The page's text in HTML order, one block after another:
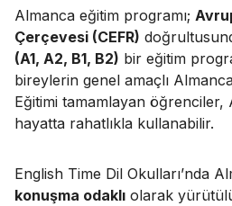
Almanca eğitim programı;
Çerçevesi (CEFR)
(A1, A2, B1, B2) bir eğitim
bireylerin genel amaçlı
Eğitimi tamamlayan öğrenciler,
hayatta rahatlıkla kullanabilir.
English Time Dil Okulları’nda
konuşma odaklı olarak